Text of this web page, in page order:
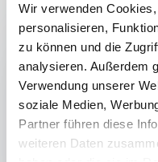
Wir verwenden
personalisieren,
zu können und die
analysieren. Außerdem
Verwendung unserer
soziale Medien,
Partner führen diese
weiteren Daten
Sie verdient?
In diesem
Stefan Osthaus
Konkurrenz in
und
können.